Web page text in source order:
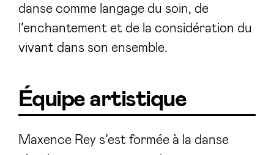
danse comme langage du soin, de
l’enchantement et de la considération du
vivant dans son ensemble.
Équipe artistique
Maxence Rey s’est formée à la danse